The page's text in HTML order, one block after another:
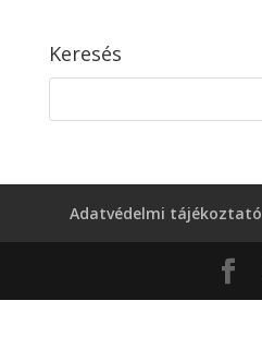
Keresés
Adatvédelmi tájékoztató